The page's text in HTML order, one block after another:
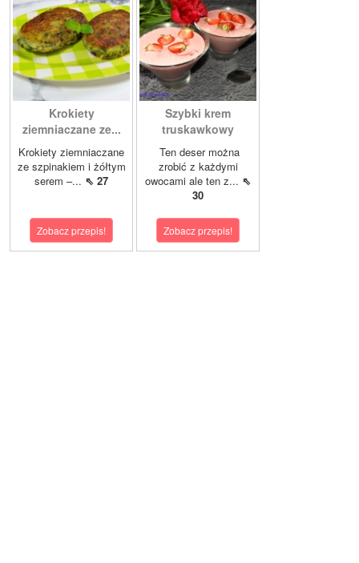
Krokiety
ziemniaczane ze...
Krokiety ziemniaczane
ze szpinakiem i żółtym
serem –... ⇖ 27
Zobacz przepis!
Szybki krem
truskawkowy
Ten deser można
zrobić z każdymi
owocami ale ten z... ⇖
30
Zobacz przepis!